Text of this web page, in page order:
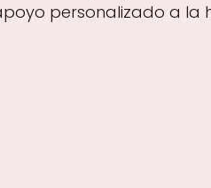
personalizado a la